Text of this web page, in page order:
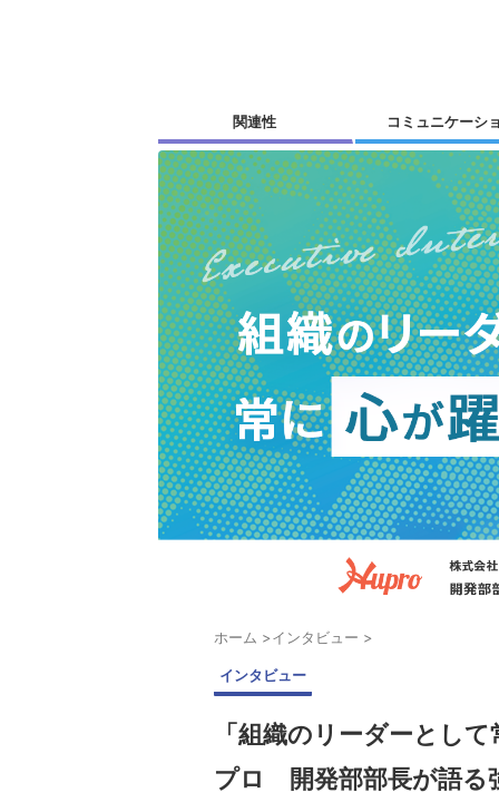
関連性 コミュニケーシ
ホーム >インタビュー >
インタビュー
「組織のリーダーとし
プロ 開発部部長が語る